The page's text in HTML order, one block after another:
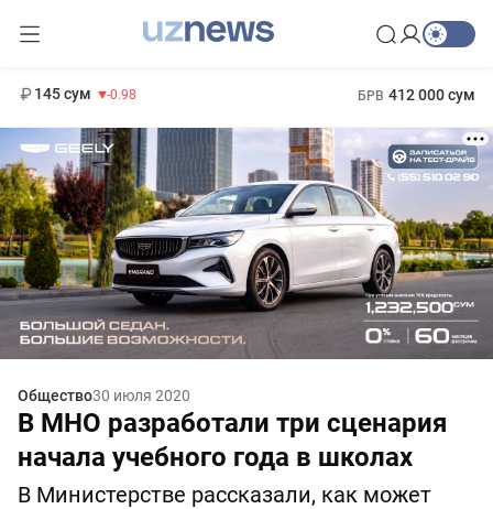
145 сум -0.98 БРВ 412 000 сум
Общество30 июля 2020
В МНО разработали три сценария
начала учебного года в школах
В Министерстве рассказали, как может